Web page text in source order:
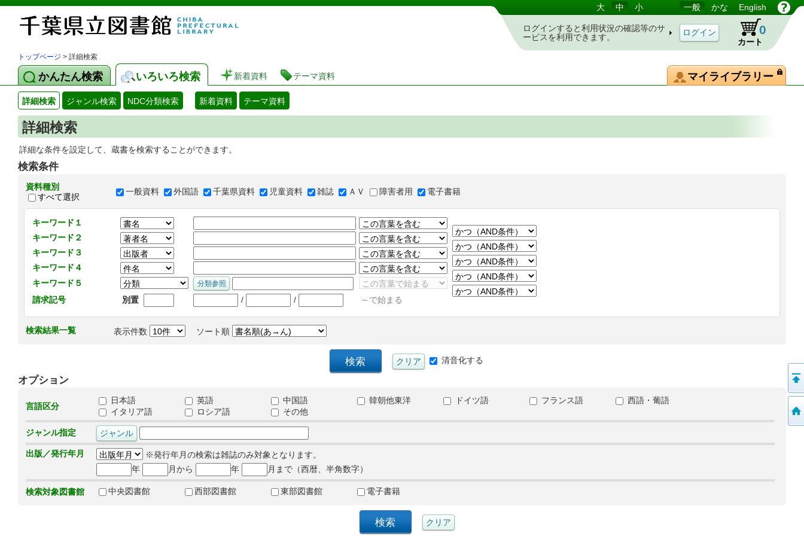
図書館 蔵書検索・予約システム 大 中 小 一般 かな English
ログインすると利用状況の確認等のサ
ービスを利用できます。
カート
0
トップページ > 詳細検索
かんたん検索 いろいろ検索 新着資料 テーマ資料 マイライブラリー
詳細検索 ジャンル検索 NDC分類検索 新着資料 テーマ資料
詳細検索
詳細な条件を設定して、蔵書を検索することができます。
検索条件
資料種別
すべて選択
一般資料 外国語 千葉県資料 児童資料 雑誌 ＡＶ 障害者用 電子書籍
キーワード１
キーワード２
キーワード３
キーワード４
キーワード５
請求記号
別置 / / ～で始まる
検索結果一覧 表示件数 ソート順
清音化する
オプション
言語区分
日本語 英語 中国語 韓朝他東洋 ドイツ語 フランス語
西語・葡語
イタリア語
ロシア語 その他
ジャンル指定
出版／発行年月
※発行年月の検索は雑誌のみ対象となります。
年
月から 年 月まで（西暦、半角数字）
検索対象図書館 中央図書館 西部図書館 東部図書館 電子書籍